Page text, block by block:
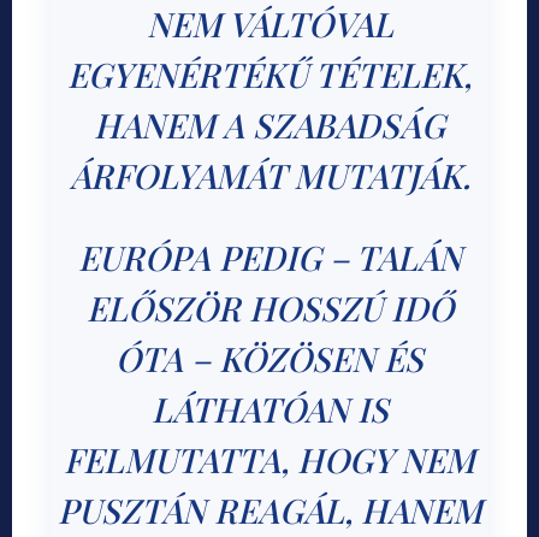
NEM VÁLTÓVAL
EGYENÉRTÉKŰ TÉTELEK,
HANEM A SZABADSÁG
ÁRFOLYAMÁT MUTATJÁK.
EURÓPA PEDIG – TALÁN
ELŐSZÖR HOSSZÚ IDŐ
ÓTA – KÖZÖSEN ÉS
LÁTHATÓAN IS
FELMUTATTA, HOGY NEM
PUSZTÁN REAGÁL, HANEM